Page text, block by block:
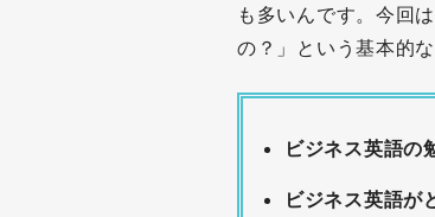
も多いんです。今回
の？」という基本的
ビジネス英語の
ビジネス英語が